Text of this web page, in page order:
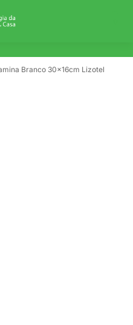
Branco 30x16cm Lizotel